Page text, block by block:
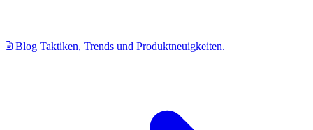
Blog Taktiken, Trends und Produktneuigkeiten.